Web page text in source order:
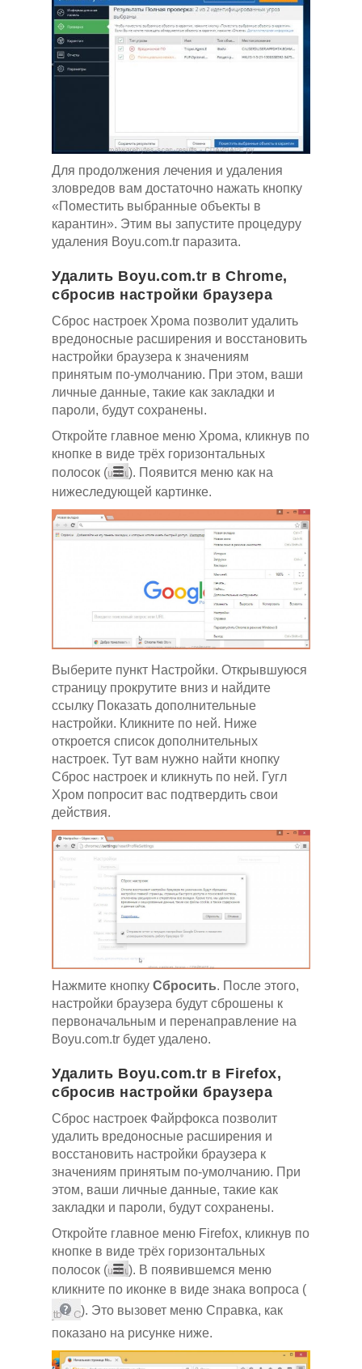
Для продолжения лечения и удаления
зловредов вам достаточно нажать кнопку
«Поместить выбранные объекты в
карантин». Этим вы запустите процедуру
удаления Boyu.com.tr паразита.
Удалить Boyu.com.tr в Chrome,
сбросив настройки браузера
Сброс настроек Хрома позволит удалить
вредоносные расширения и восстановить
настройки браузера к значениям
принятым по-умолчанию. При этом, ваши
личные данные, такие как закладки и
пароли, будут сохранены.
Откройте главное меню Хрома, кликнув по
кнопке в виде трёх горизонтальных
полосок (
). Появится меню как на
нижеследующей картинке.
Выберите пункт Настройки. Открывшуюся
страницу прокрутите вниз и найдите
ссылку Показать дополнительные
настройки. Кликните по ней. Ниже
откроется список дополнительных
настроек. Тут вам нужно найти кнопку
Сброс настроек и кликнуть по ней. Гугл
Хром попросит вас подтвердить свои
действия.
Нажмите кнопку Сбросить. После этого,
настройки браузера будут сброшены к
первоначальным и перенаправление на
Boyu.com.tr будет удалено.
Удалить Boyu.com.tr в Firefox,
сбросив настройки браузера
Сброс настроек Файрфокса позволит
удалить вредоносные расширения и
восстановить настройки браузера к
значениям принятым по-умолчанию. При
этом, ваши личные данные, такие как
закладки и пароли, будут сохранены.
Откройте главное меню Firefox, кликнув по
кнопке в виде трёх горизонтальных
полосок (
). В появившемся меню
кликните по иконке в виде знака вопроса (
). Это вызовет меню Справка, как
показано на рисунке ниже.